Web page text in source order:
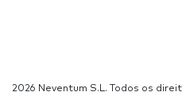
2026 Neventum S.L. Todos os